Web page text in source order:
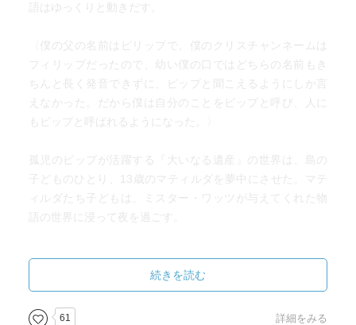
語はゆっくりと動きだす。
〈僕の父の名前はピリップで、僕のクリスチャンネームは
フィリップだったので、幼い僕の口ではどちらの名前もき
ちんと長く発音できずに、ピップと聞こえるようにしか言
えなかった。だから僕は自分のことをピップと呼び、人に
もピップと呼ばれるようになった。〉
孤児のピップが活躍する『大いなる遺産』の世界は、島の
子どものひとり、13歳のマティルダを夢中にさせた。マテ
ィルダたち子どもは、ミスター・ワッツが与えてくれた物
語の世界に浸って夜を過ごす。
国であることは、私たちには問題ではなかった。いともた
やすくその場所へ行けた。ただうるさい、犬と雄鶏たちの
声だけがいつも私たちをこの場所に連れ戻すのだった。」
続きを読む
61 詳細をみる